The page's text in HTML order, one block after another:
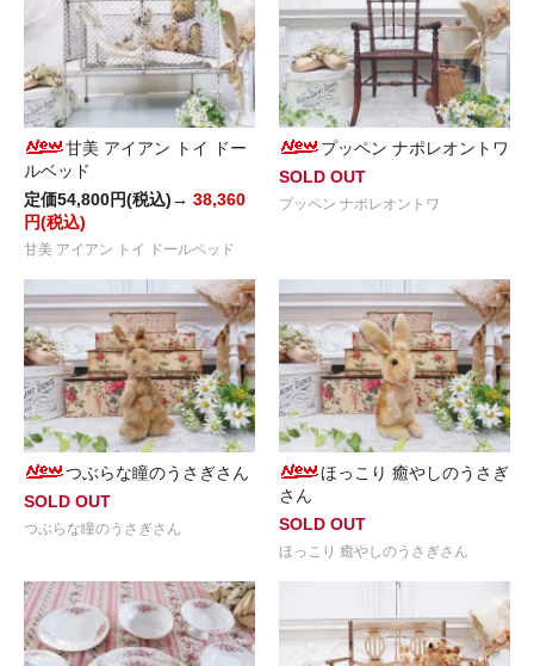
甘美 アイアン トイ ドー
ルベッド
定価54,800円(税込)→ 38,360
円(税込)
甘美 アイアン トイ ドールベッド
プッペン ナポレオントワ
SOLD OUT
プッペン ナポレオントワ
つぶらな瞳のうさぎさん
SOLD OUT
つぶらな瞳のうさぎさん
ほっこり 癒やしのうさぎ
さん
SOLD OUT
ほっこり 癒やしのうさぎさん